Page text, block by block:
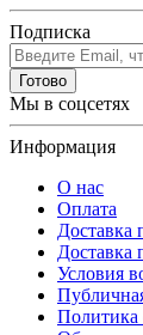
Подписка
Готово
Мы в соцсетях
Информация
О нас
Оплата
Доставка
Доставка
Условия
Политика